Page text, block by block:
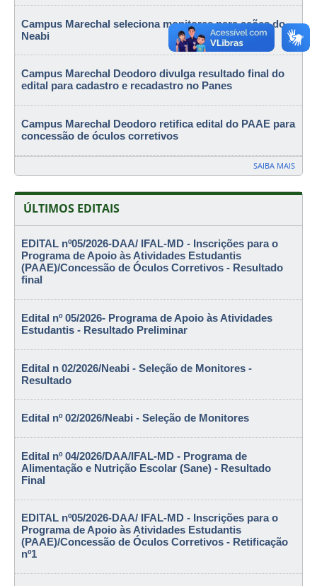
Campus Marechal seleciona monitores para ações do
Neabi
Campus Marechal Deodoro divulga resultado final do
edital para cadastro e recadastro no Panes
Campus Marechal Deodoro retifica edital do PAAE para
concessão de óculos corretivos
SAIBA MAIS
ÚLTIMOS EDITAIS
EDITAL nº05/2026-DAA/ IFAL-MD - Inscrições para o
Programa de Apoio às Atividades Estudantis
(PAAE)/Concessão de Óculos Corretivos - Resultado
final
Edital nº 05/2026- Programa de Apoio às Atividades
Estudantis - Resultado Preliminar
Edital n 02/2026/Neabi - Seleção de Monitores -
Resultado
Edital nº 02/2026/Neabi - Seleção de Monitores
Edital nº 04/2026/DAA/IFAL-MD - Programa de
Alimentação e Nutrição Escolar (Sane) - Resultado
Final
EDITAL nº05/2026-DAA/ IFAL-MD - Inscrições para o
Programa de Apoio às Atividades Estudantis
(PAAE)/Concessão de Óculos Corretivos - Retificação
nº1